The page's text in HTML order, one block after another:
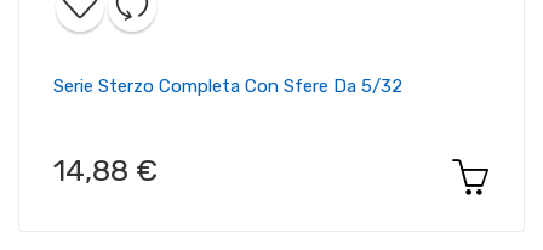
Serie Sterzo Completa Con Sfere Da 5/32
14,88 €